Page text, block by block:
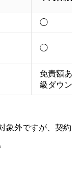
◯
◯
免責額あ
級ダウン
象外ですが、契約